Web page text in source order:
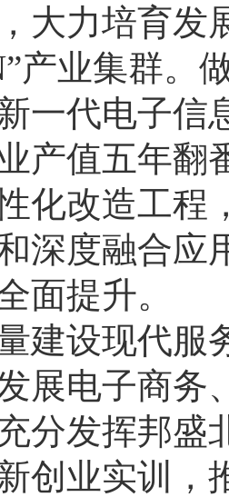
大力培育发
产业集群。
一代电子信
产值五年翻
化改造工程
深度融合应
面提升。
设现代服
展电子商务
分发挥邦盛
创业实训